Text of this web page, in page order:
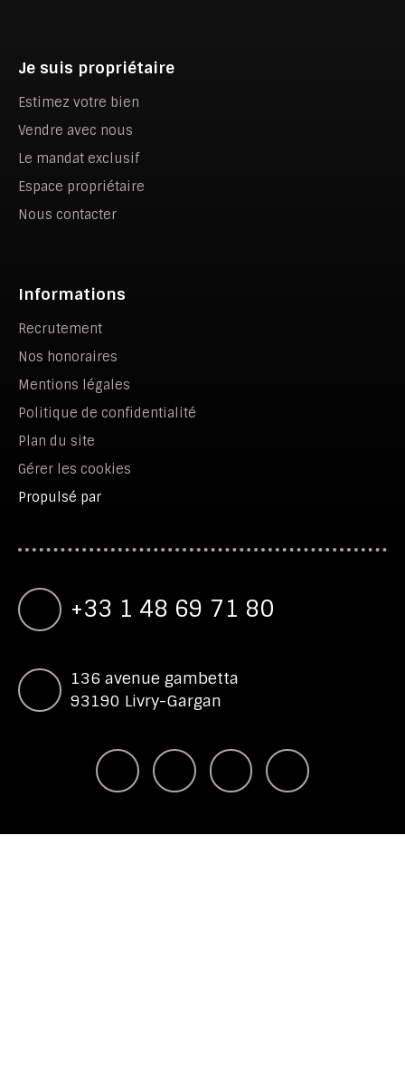
Je suis propriétaire
Estimez votre bien
Vendre avec nous
Le mandat exclusif
Espace propriétaire
Nous contacter
Informations
Recrutement
Nos honoraires
Mentions légales
Politique de confidentialité
Plan du site
Gérer les cookies
Propulsé par
+33 1 48 69 71 80
136 avenue gambetta
93190 Livry-Gargan